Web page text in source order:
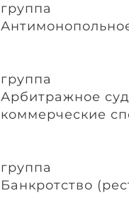
группа
группа
Арбитражное
коммерческие
группа
Банкротство